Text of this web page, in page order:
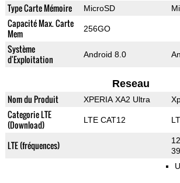
Type Carte Mémoire MicroSD
Capacité Max. Carte
Mem
256GO
Système
d'Exploitation
Android 8.0
Reseau
Nom du Produit XPERIA XA2 Ultra
Categorie LTE
(Download)
LTE CAT12
LTE (fréquences)